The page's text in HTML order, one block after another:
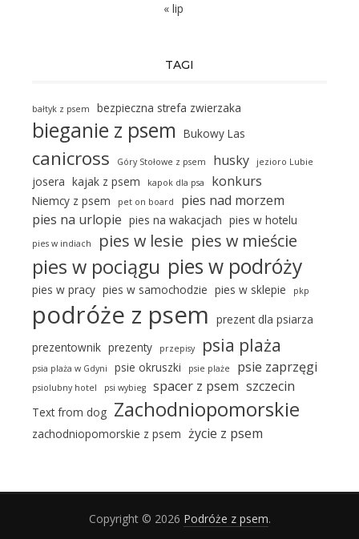
« lip
TAGI
bałtyk z psem bezpieczna strefa zwierzaka
bieganie z psem Bukowy Las
canicross Góry Stołowe z psem husky jezioro Lubie
josera kajak z psem kapok dla psa konkurs
Niemcy z psem pet on board
pies nad morzem
pies na urlopie pies na wakacjach pies w hotelu
pies w indiach pies w lesie pies w mieście
pies w pociągu pies w podróży
pies w pracy pies w samochodzie pies w sklepie pkp
podróże z psem prezent dla psiarza
prezentownik prezenty przepisy psia plaża
psia plaża w Gdyni psie okruszki psie plaże psie zaprzęgi
psiolubny hotel psi wybieg spacer z psem szczecin
Text from dog Zachodniopomorskie
zachodniopomorskie z psem życie z psem
Copyright © 2026 Podróże z psem.